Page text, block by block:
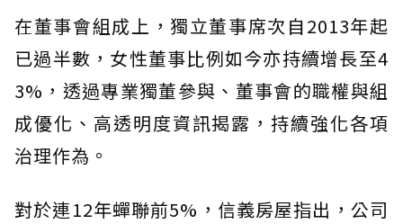
在董事會組成上，獨立董事席次自2013年起
已過半數，女性董事比例如今亦持續增長至4
3%，透過專業獨董參與、董事會的職權與組
成優化、高透明度資訊揭露，持續強化各項
治理作為。
對於連12年蟬聯前5%，信義房屋指出，公司